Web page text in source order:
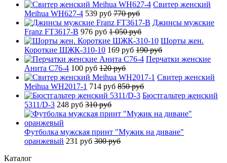
Свитер женский
Meihua WH627-4 539 руб 770 руб
Джинсы мужские
Franz FT3617-B 976 руб 1 050 руб
Шорты жен.
Короткие ШЖК-310-10 169 руб 190 руб
Перчатки женские
Анита C76-4 100 руб 120 руб
Свитер женский
Meihua WH2017-1 714 руб 850 руб
Бюстгальтер женский
5311/D-3 248 руб 310 руб
Футболка мужская принт "Мужик на диване"
оранжевый 231 руб 300 руб
Каталог